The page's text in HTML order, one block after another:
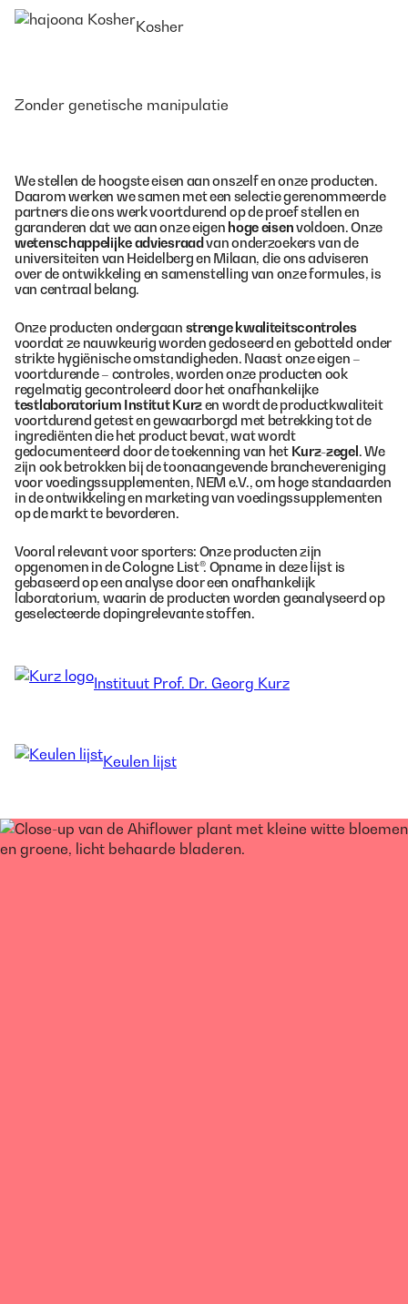
Kosher
Zonder genetische manipulatie
We stellen de hoogste eisen aan onszelf en onze producten.
Daarom werken we samen met een selectie gerenommeerde
partners die ons werk voortdurend op de proef stellen en
garanderen dat we aan onze eigen hoge eisenvoldoen. Onze
wetenschappelijke adviesraadvan onderzoekers van de
universiteiten van Heidelberg en Milaan, die ons adviseren
over de ontwikkeling en samenstelling van onze formules, is
van centraal belang.
Onze producten ondergaan strenge kwaliteitscontroles
voordat ze nauwkeurig worden gedoseerd en gebotteld onder
strikte hygiënische omstandigheden. Naast onze eigen –
voortdurende – controles, worden onze producten ook
regelmatig gecontroleerd door het onafhankelijke
testlaboratorium Institut Kurzen wordt de productkwaliteit
voortdurend getest en gewaarborgd met betrekking tot de
ingrediënten die het product bevat, wat wordt
gedocumenteerd door de toekenning van het Kurz-zegel . We
zijn ook betrokken bij de toonaangevende branchevereniging
voor voedingssupplementen, NEM e.V., om hoge standaarden
in de ontwikkeling en marketing van voedingssupplementen
op de markt te bevorderen.
Vooral relevant voor sporters: Onze producten zijn
opgenomen in de Cologne List®. Opname in deze lijst is
gebaseerd op een analyse door een onafhankelijk
laboratorium, waarin de producten worden geanalyseerd op
geselecteerde dopingrelevante stoffen.
Instituut Prof. Dr. Georg Kurz
Keulen lijst